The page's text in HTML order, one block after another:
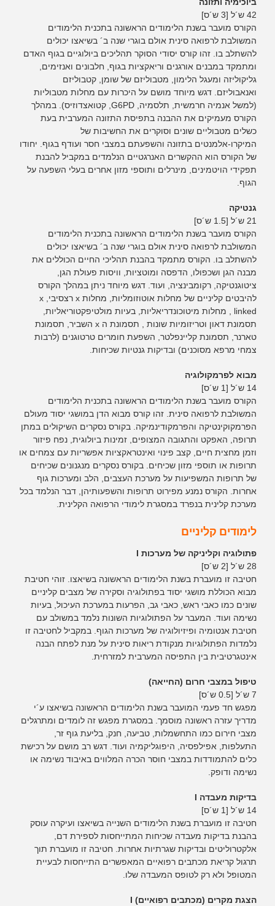
42 ש´ל [3 ש´ס]
הקורס מועבר בשנת הלימודים הראשונה בתכנית הלימודים
המשולבת לרפואה סינית אולם בוגרי שנה ב´ בשיאצו יכולים
להשתלב בו. זהו קורס יסודי הסוקר תהליכים ביולוגיים בגוף האדם
ומתמקד במבנים אורגנים וריאקציות בגוף, חלבונים ואנזימים,
גליקוליזה ומעגל הלימון, מטבוליזם של שומן, קטבוליזם
ואנאבוליזם. דגש מיוחד מושם על היכרות עם מחלות מטבוליות
(למשל אנמיה חרמשית, תלסמיה, G6PD, קטואצדוזיס). במהלך
הקורס מעמיקים את ההבנה בתפיסת התזונה המערבית בעת
כשלים מטבוליים שונים וסוקרים את החשיבות של
המיקרו-אלמנטים בתזונה והשפעתם במצבי חסר ועודף בגוף. יחודו
של הקורס הוא ההקשרים האנרגטיים הנלמדים במקביל להבנת
תפקידי הויטמינים, מינרלים ותוספי מזון אחרים בעלי השפעה על
הגוף.
גנטיקה
21 ש´ל [1.5 ש´ס]
הקורס מועבר בשנת הלימודים הראשונה בתכנית הלימודים
המשולבת לרפואה סינית אולם בוגרי שנה ב´ בשיאצו יכולים
להשתלב בו. הקורס מתמקד בהבנת תהליכי החיים הכוללים את
מבנה הגן ושכפולו, הדפסה ומוטציות, וויסות פעולת הגן,
ציטוגנטיקה, רקומבינציה, ועוד. דגש מיוחד ניתן במהלך הקורס
להיבטים קליניים של מחלות אוטוזומליות, מחלות x רצסיבי, x
linked , מחלות מיטוכונדריאליות, בעיות מולטיפקטוריאליות,
תסמונת דאון וטריזומיות שונות , תסמונת ה x השביר, תסמונת
טארנר, תסמונת קליינפלטר, השפעת חומרים טרטוגנים (לרבות
צמחי מרפא מסוכנים) ובדיקות גנטיות שכיחות.
מבוא לפרמקולוגיה
14 ש´ל [1 ש´ס]
הקורס מועבר בשנת הלימודים הראשונה בתכנית הלימודים
המשולבת לרפואה סינית. זהו קורס מבוא הדן במושגי יסוד מעולם
הפרמקוקינטיקה והפרמקודינמיקה. בקורס נסקרים השיקולים במתן
תרופה, האפקט והתגובה המצופים, זמינות ביולוגית, נפח פיזור
וזמן מחצית חיים, קצב פינוי ואינטראקציות אפשריות עם צמחים או
תרופות או תוספי מזון שכיחים. בקורס נסקרים מנגנונים שכיחים
של תרופות המשפיעות על מערכת העצבים, הלב ומערכות גוף
אחרות. הקורס נמנע מפירוט תרופות והשפעותיהן, דבר הנלמד בכל
מערכת קלינית בנפרד במסגרת לימודי הרפואה הקלינית.
לימודים קליניים
פתולוגיה וקליניקה של מערכות I
28 ש´ל [2 ש´ס]
חטיבה זו מועברת בשנת הלימודים הראשונה בשיאצו. זוהי חטיבת
מבוא הכוללת מושגי יסוד בפתולוגיה וסקירה של מצבים קליניים
שונים כמו כאבי ראש, כאבי גב, הפרעות במערכת העיכול, בעיות
נשימה ועוד. המעבר על הפתולוגיות השונות נלמד במשולב עם
חטיבת אנטומיה ופיזיולוגיה של מערכות הגוף. במקביל לחטיבה זו
נלמדות הפתולוגיות מנקודת ריאות סינית על מנת לפתח הבנה
אינטגרטיבית בין התפיסה המערבית למזרחית.
טיפול במצבי חרום (החייאה)
7 ש´ל [0.5 ש´ס]
מפגש חד פעמי המועבר בשנת הלימודים הראשונה בשיאצו ע´י
מדריך עזרה ראשונה מוסמך. במסגרת מפגש זה לומדים ומתרגלים
מצבי חירום כמו התחשמלות, טביעה, חנק, בליעת גוף זר,
התעלפות, אפילפסיה, היפוגליקמיה ועוד. דגש רב מושם על רכישת
כלים להתמודדות במצבי חוסר הכרה המלווים באיבוד נשימה או
נשימה ודופק.
בדיקות מעבדה I
14 ש´ל [1 ש´ס]
חטיבה זו מועברת בשנת הלימודים השנייה בשיאצו ועיקרה עוסק
בהבנת בדיקות מעבדה שכיחות המתייחסות לספירת דם,
אלקטרוליטים ובדיקות שגרתיות אחרות. חטיבה זו מועברת תוך
תרגול קריאת מכתבים רפואיים המאפשרים התייחסות לבעיית
המטופל ולא רק לטופס המעבדה שלו.
הצגת מקרים (מכתבים רפואיים) I